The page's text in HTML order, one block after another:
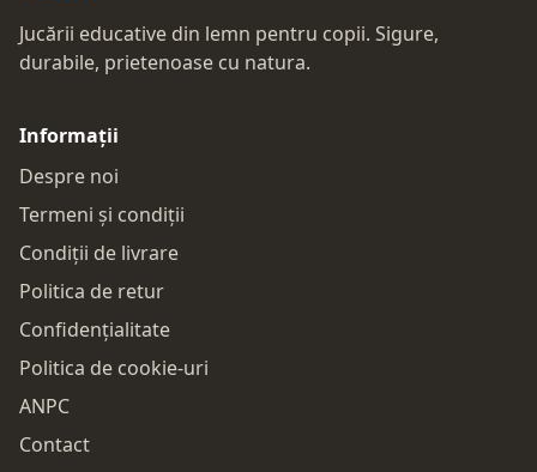
Jucării educative din lemn pentru copii. Sigure,
durabile, prietenoase cu natura.
Informații
Despre noi
Termeni și condiții
Condiții de livrare
Politica de retur
Confidențialitate
Politica de cookie-uri
ANPC
Contact